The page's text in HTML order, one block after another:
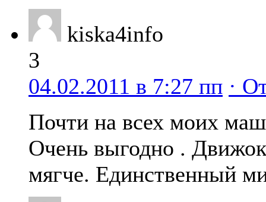
kiska4info
3
04.02.2011 в 7:27 пп ·
Почти на всех моих
Очень выгодно .
мягче. Единственный